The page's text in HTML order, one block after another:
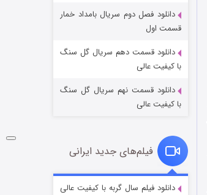
شکست استوارت در نجات جهان
قسمت 7 (زیرنویس) منتشر شد
شوگر فصل ۲
دانلود فصل دوم سریال بامداد خمار
قسمت اول
دانلود قسمت دهم سریال گل سنگ
با کیفیت عالی
دانلود قسمت نهم سریال گل سنگ
با کیفیت عالی
فیلم‌های جدید ایرانی
دانلود فیلم سال گربه با کیفیت عالی